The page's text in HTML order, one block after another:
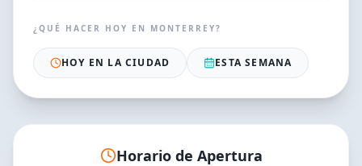
¿QUÉ HACER HOY EN MONTERREY?
HOY EN LA CIUDAD ESTA SEMANA
Horario de Apertura